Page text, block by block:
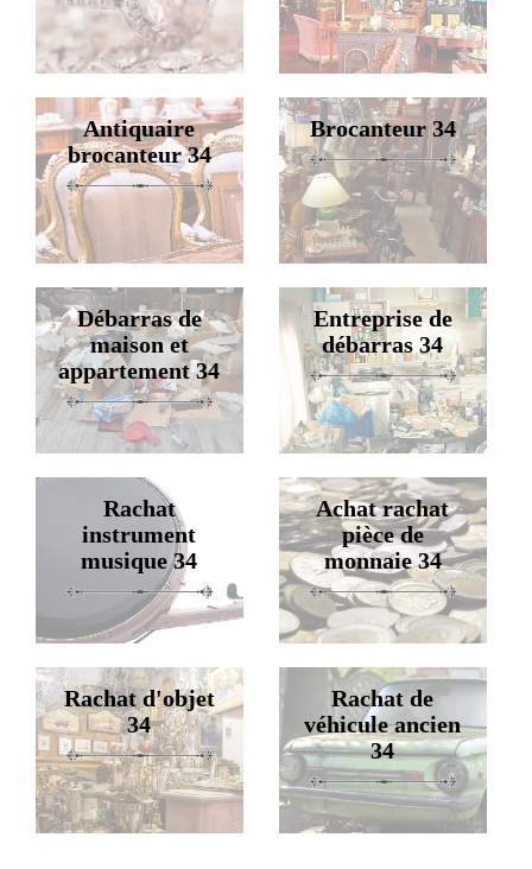
Antiquaire
brocanteur 34
Brocanteur 34
Débarras de
maison et
appartement 34
Entreprise de
débarras 34
Rachat
instrument
musique 34
Achat rachat
pièce de
monnaie 34
Rachat d'objet
34
Rachat de
véhicule ancien
34